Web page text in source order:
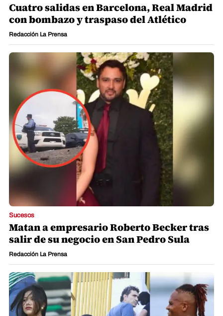
Cuatro salidas en Barcelona, Real Madrid
con bombazo y traspaso del Atlético
Redacción La Prensa
Sucesos
Matan a empresario Roberto Becker tras
salir de su negocio en San Pedro Sula
Redacción La Prensa